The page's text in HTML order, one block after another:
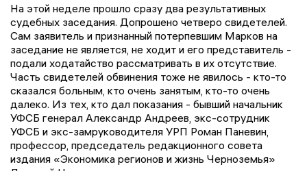
На этой неделе прошло сразу два результативных
судебных заседания. Допрошено четверо свидетелей.
Сам заявитель и признанный потерпевшим Марков на
заседание не является, не ходит и его представитель -
подали ходатайство рассматривать в их отсутствие.
Часть свидетелей обвинения тоже не явилось - кто-то
сказался больным, кто очень занятым, кто-то очень
далеко. Из тех, кто дал показания - бывший начальник
УФСБ генерал Александр Андреев, экс-сотрудник
УФСБ и экс-замруководителя УРП Роман Паневин,
профессор, председатель редакционного совета
издания «Экономика регионов и жизнь Черноземья»